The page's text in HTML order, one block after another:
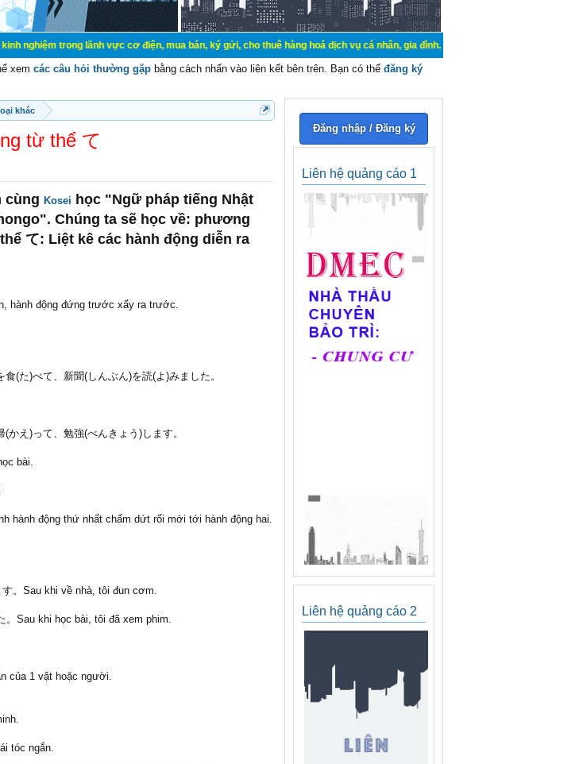
trong lãnh vực cơ điện, mua bán, ký gửi, cho thuê hàng hoá dịch vụ cá nhân, gia đình. Mua bán, ký gửi, cho thuê thiết bị hệ
xem các câu hỏi thường gặp bằng cách nhấn vào liên kết bên trên. Bạn có thể đăng ký
khác
từ thể て
cùng Kosei học "Ngữ pháp tiếng Nhật
Chúng ta sẽ học về: phương
て: Liệt kê các hành động diễn ra
hành động đứng trước xẩy ra trước.
(た)べて、新聞(しんぶん)を読(よ)みました。
かえ)って、勉強(べんきょう)します。
bài.
hành động thứ nhất chấm dứt rối mới tới hành động hai.
す。Sau khi về nhà, tôi đun cơm.
。Sau khi học bài, tôi đã xem phim.
của 1 vật hoặc người.
tóc ngắn.
Đăng nhập / Đăng ký
Liên hệ quảng cáo 1
Liên hệ quảng cáo 2